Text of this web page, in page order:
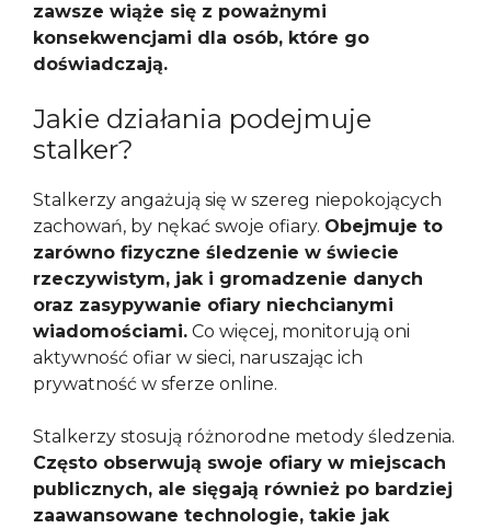
zawsze wiąże się z poważnymi
konsekwencjami dla osób, które go
doświadczają.
Jakie działania podejmuje
stalker?
Stalkerzy angażują się w szereg niepokojących
zachowań, by nękać swoje ofiary. Obejmuje to
zarówno fizyczne śledzenie w świecie
rzeczywistym, jak i gromadzenie danych
oraz zasypywanie ofiary niechcianymi
wiadomościami. Co więcej, monitorują oni
aktywność ofiar w sieci, naruszając ich
prywatność w sferze online.
Stalkerzy stosują różnorodne metody śledzenia.
Często obserwują swoje ofiary w miejscach
publicznych, ale sięgają również po bardziej
zaawansowane technologie, takie jak